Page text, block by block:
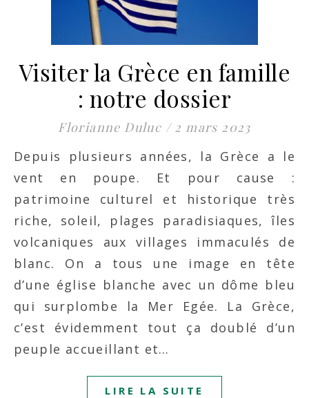
Visiter la Grèce en famille
: notre dossier
Florianne Duluc / 2 mars 2023
Depuis plusieurs années, la Grèce a le
vent en poupe. Et pour cause :
patrimoine culturel et historique très
riche, soleil, plages paradisiaques, îles
volcaniques aux villages immaculés de
blanc. On a tous une image en tête
d’une église blanche avec un dôme bleu
qui surplombe la Mer Egée. La Grèce,
c’est évidemment tout ça doublé d’un
peuple accueillant et…
LIRE LA SUITE